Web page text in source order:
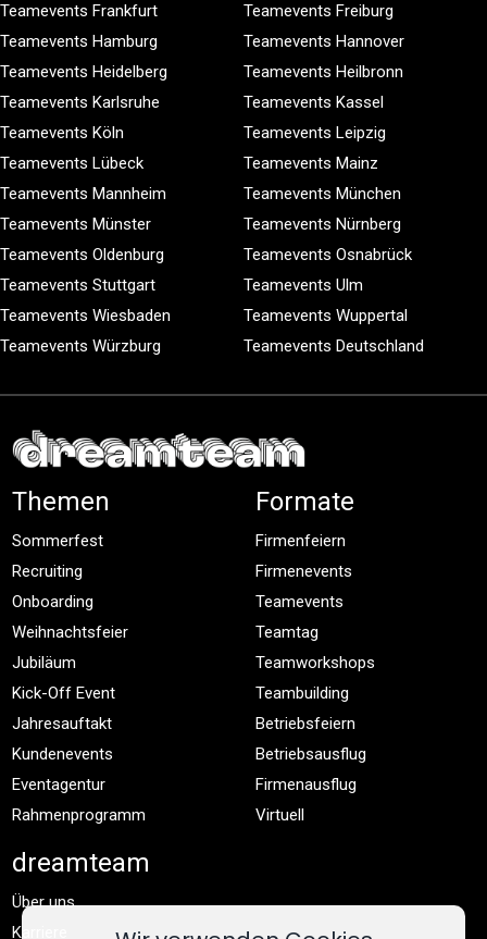
Teamevents Frankfurt
Teamevents Freiburg
Teamevents Hamburg
Teamevents Hannover
Teamevents Heidelberg
Teamevents Heilbronn
Teamevents Karlsruhe
Teamevents Kassel
Teamevents Köln
Teamevents Leipzig
Teamevents Lübeck
Teamevents Mainz
Teamevents Mannheim
Teamevents München
Teamevents Münster
Teamevents Nürnberg
Teamevents Oldenburg
Teamevents Osnabrück
Teamevents Stuttgart
Teamevents Ulm
Teamevents Wiesbaden
Teamevents Wuppertal
Teamevents Würzburg
Teamevents Deutschland
Themen
Sommerfest
Recruiting
Onboarding
Weihnachtsfeier
Jubiläum
Kick-Off Event
Jahresauftakt
Kundenevents
Eventagentur
Rahmenprogramm
Formate
Firmenfeiern
Firmenevents
Teamevents
Teamtag
Teamworkshops
Teambuilding
Betriebsfeiern
Betriebsausflug
Firmenausflug
Virtuell
dreamteam
Über uns
Karriere